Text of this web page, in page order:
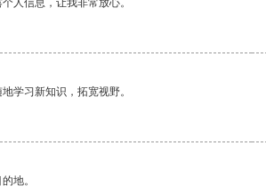
人信息，让我非常放心。
学习新知识，拓宽视野。
地。